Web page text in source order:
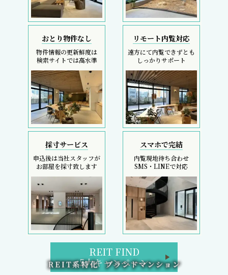
おとり物件なし
物件情報の更新鮮度は
検索サイトでは高水準
リモート内覧対応
遠方にて内覧できずとも
しっかりサポート
採寸サービス
申込後は当社スタッフが
お部屋を採寸致します
スマホで完結
内覧現地待ち合わせ
SMS・LINEで対応
REIT FIND
5大キャンペーン